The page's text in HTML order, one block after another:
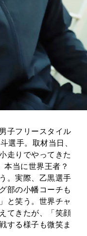
図 2026」
開運術。」
、幸せ」
常識。」
子フリースタイル
選手。取材当日、
走りでやってきた
本当に世界王者？
。実際、乙黒選手
部の小幡コーチも
と笑う。世界チャ
てきたが、「笑顔
する様子も微笑ま